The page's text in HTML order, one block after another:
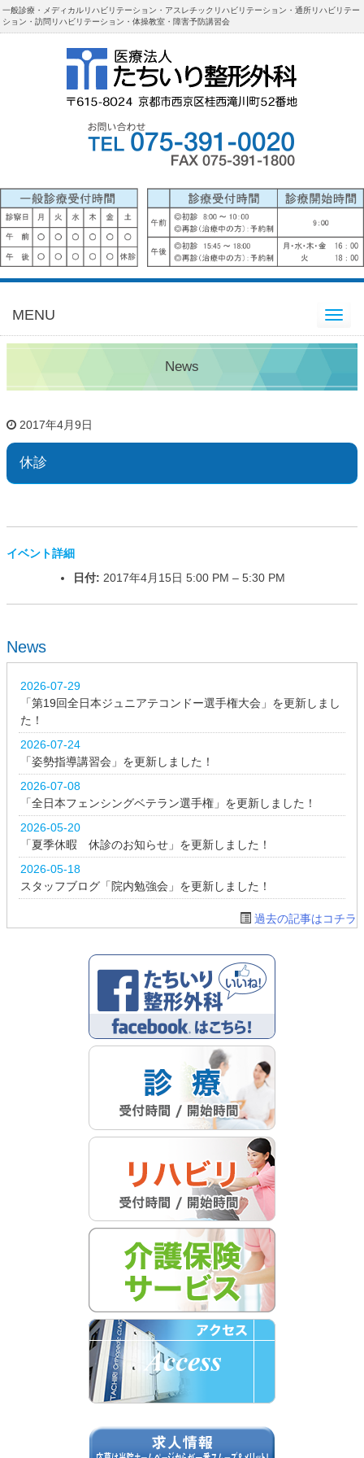
一般診療・メディカルリハビリテーション・アスレチックリハビリテーション・通所リハビリテー
ション・訪問リハビリテーション・体操教室・障害予防講習会
MENU Toggle
navigation
News
2017年4月9日
休診
イベント詳細
日付: 2017年4月15日 5:00 PM – 5:30 PM
News
2026-07-29
「第19回全日本ジュニアテコンドー選手権大会」を更新しまし
た！
2026-07-24
「姿勢指導講習会」を更新しました！
2026-07-08
「全日本フェンシングベテラン選手権」を更新しました！
2026-05-20
「夏季休暇 休診のお知らせ」を更新しました！
2026-05-18
スタッフブログ「院内勉強会」を更新しました！
過去の記事はコチラ